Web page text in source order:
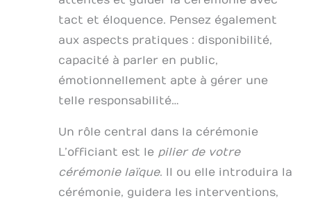
tact et éloquence. Pensez également
aux aspects pratiques : disponibilité,
capacité à parler en public,
émotionnellement apte à gérer une
telle responsabilité…
Un rôle central dans la cérémonie
L’officiant est le pilier de votre
cérémonie laïque. Il ou elle introduira la
cérémonie, guidera les interventions,